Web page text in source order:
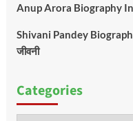
Anup Arora Biography In
Shivani Pandey
जीवनी
Categories